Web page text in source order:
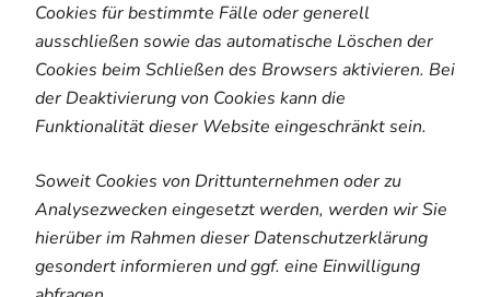
Cookies für bestimmte Fälle oder generell
ausschließen sowie das automatische Löschen der
Cookies beim Schließen des Browsers aktivieren. Bei
der Deaktivierung von Cookies kann die
Funktionalität dieser Website eingeschränkt sein.
Soweit Cookies von Drittunternehmen oder zu
Analysezwecken eingesetzt werden, werden wir Sie
hierüber im Rahmen dieser Datenschutzerklärung
gesondert informieren und ggf. eine Einwilligung